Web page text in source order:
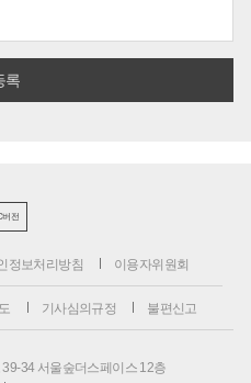
버전
정보처리방침 이용자위원회
기사심의규정 불편신고
34 서울숲더스페이스 12층